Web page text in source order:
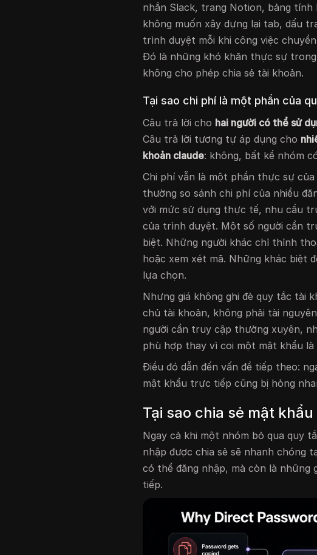
nhắn Slack, trang Notion, bảng tính
không muốn xây dựng lại tab, dấu
trình duyệt mỗi khi công việc
Đó là những khó khăn thực sự
không cho phép chia sẻ tài khoản.
Tại sao chi phí là một phần của
Câu trả lời cho hai người có thể sử
Câu trả lời tương tự áp dụng cho
khoản claude: không, bất kể nhóm
Chi phí vẫn là một phần thực sự
thường so sánh chi phí của nhiều
với mức sử dụng thực tế, nhu cầu
của trình duyệt. Một số người cần
biệt. Những người khác chỉ thỉnh
hoặc xem xét mã. Những khác biệt
lựa chọn.
Nhưng giá không ghi đè quy tắc tài
chủ tài khoản, không phải tài
người cần truy cập thường xuyên,
phù hợp thay vì coi một mật khẩu là
Điều đó dẫn đến vấn đề tiếp theo:
mật khẩu trực tiếp cũng bị hỏng
Tại sao chia sẻ mật
Ngay cả khi một nhóm bỏ qua quy
nhập được chia sẻ sẽ nhanh chóng
có thể đăng nhập, mà còn là những
tiếp.